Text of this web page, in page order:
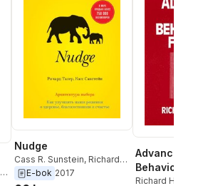
Nudge
Cass R. Sunstein, Richard
H. Thaler
E-bok 2017
Advances in
Behavioral
Richard H. Thaler